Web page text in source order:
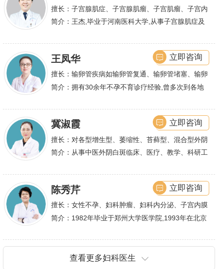
擅长：子宫腺肌症、子宫腺肌瘤、子宫肌瘤、子宫内
膜异位症等,长年致力于妇科微创手术及显微妇科手
卵管堵塞、输卵管复通、输卵管粘连等女性输卵管性
不孕及子宫性不孕、多囊卵巢等都有丰富诊疗经验
简介：王杰,毕业于河南医科大学,从事子宫腺肌症及
王凤华
擅长：输卵管疾病如输卵管复通、输卵管堵塞、输卵
管积水、输卵管粘连；盆腔粘连、宫腔粘连、多囊卵
简介：拥有30余年不孕不育诊疗经验,曾多次到各地
立即咨询
冀淑霞
擅长：对各型增生型、萎缩性、苔藓型、混合型外阴
白斑的诊治
简介：从事中医外阴白斑临床、医疗、教学、科研工
立即咨询
陈秀芹
擅长：女性不孕、妇科肿瘤、妇科内分泌、子宫内膜
异位症、多囊卵巢等疾病的诊治,宫腹腔镜手术,盆底
简介：1982年毕业于郑州大学医学院,1993年在北京
立即咨询
查看更多妇科医生